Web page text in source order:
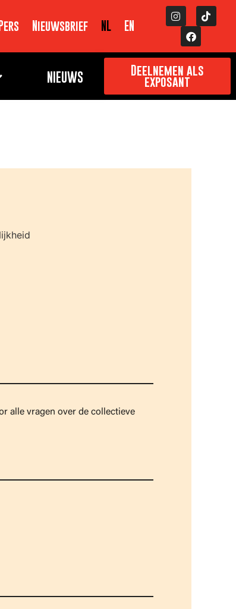
Pers Nieuwsbrief NL EN
NIEUWS Deelnemen als
exposant
alle vragen over de collectieve